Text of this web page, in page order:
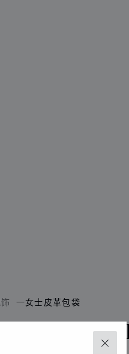
关闭
女士皮革包袋